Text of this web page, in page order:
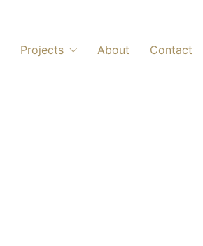
Projects About Contact